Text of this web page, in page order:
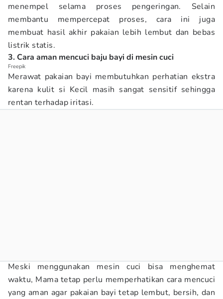
menempel selama proses pengeringan. Selain
membantu mempercepat proses, cara ini juga
membuat hasil akhir pakaian lebih lembut dan bebas
listrik statis.
3. Cara aman mencuci baju bayi di mesin cuci
Freepik
Merawat pakaian bayi membutuhkan perhatian ekstra
karena kulit si Kecil masih sangat sensitif sehingga
rentan terhadap iritasi.
Meski menggunakan mesin cuci bisa menghemat
waktu, Mama tetap perlu memperhatikan cara mencuci
yang aman agar pakaian bayi tetap lembut, bersih, dan